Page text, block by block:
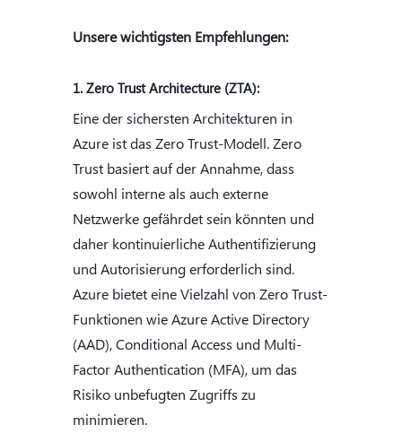
Unsere wichtigsten Empfehlungen:
1. Zero Trust Architecture (ZTA):
Eine der sichersten Architekturen in
Azure ist das Zero Trust-Modell. Zero
Trust basiert auf der Annahme, dass
sowohl interne als auch externe
Netzwerke gefährdet sein könnten und
daher kontinuierliche Authentifizierung
und Autorisierung erforderlich sind.
Azure bietet eine Vielzahl von Zero Trust-
Funktionen wie Azure Active Directory
(AAD), Conditional Access und Multi-
Factor Authentication (MFA), um das
Risiko unbefugten Zugriffs zu
minimieren.